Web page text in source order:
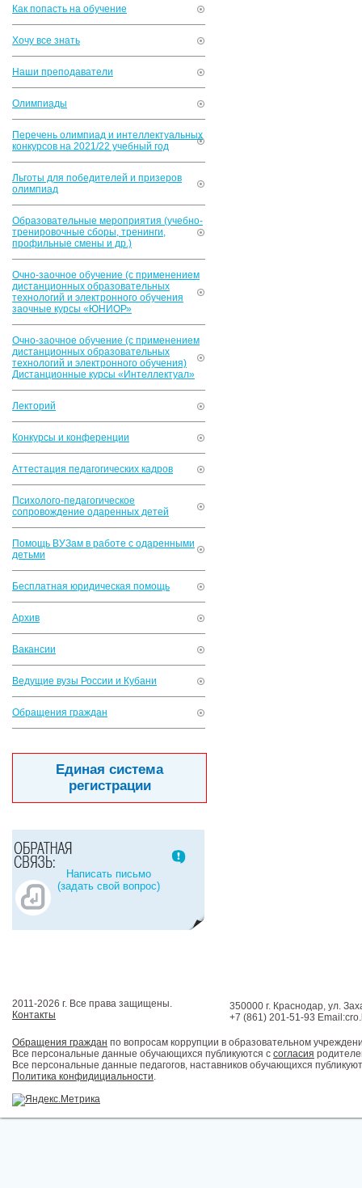
Как попасть на обучение
Хочу все знать
Наши преподаватели
Олимпиады
Перечень олимпиад и интеллектуальных
конкурсов на 2021/22 учебный год
Льготы для победителей и призеров
олимпиад
Образовательные мероприятия (учебно-
тренировочные сборы, тренинги,
профильные смены и др.)
Очно-заочное обучение (с применением
дистанционных образовательных
технологий и электронного обучения
заочные курсы «ЮНИОР»
Очно-заочное обучение (с применением
дистанционных образовательных
технологий и электронного обучения)
Дистанционные курсы «Интеллектуал»
Лекторий
Конкурсы и конференции
Аттестация педагогических кадров
Психолого-педагогическое
сопровождение одаренных детей
Помощь ВУЗам в работе с одаренными
детьми
Бесплатная юридическая помощь
Архив
Вакансии
Ведущие вузы России и Кубани
Обращения граждан
Единая система
регистрации
Написать письмо
(задать свой вопрос)
2011-2026 г. Все права защищены.
Контакты
350000 г. Краснодар, ул.
+7 (861) 201-51-93
Обращения граждан по вопросам коррупции в образовательном
Все персональные данные обучающихся публикуются с согласия
Все персональные данные педагогов, наставников обучающихся
Политика конфидициальности.